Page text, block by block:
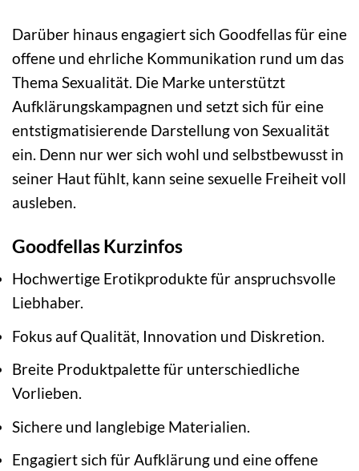
Darüber hinaus engagiert sich Goodfellas für eine
offene und ehrliche Kommunikation rund um das
Thema Sexualität. Die Marke unterstützt
Aufklärungskampagnen und setzt sich für eine
entstigmatisierende Darstellung von Sexualität
ein. Denn nur wer sich wohl und selbstbewusst in
seiner Haut fühlt, kann seine sexuelle Freiheit voll
ausleben.
Goodfellas Kurzinfos
Hochwertige Erotikprodukte für anspruchsvolle
Liebhaber.
Fokus auf Qualität, Innovation und Diskretion.
Breite Produktpalette für unterschiedliche
Vorlieben.
Sichere und langlebige Materialien.
Engagiert sich für Aufklärung und eine offene